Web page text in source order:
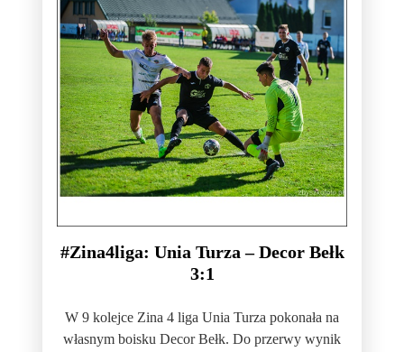
#Zina4liga: Unia Turza – Decor Bełk
3:1
W 9 kolejce Zina 4 liga Unia Turza pokonała na
własnym boisku Decor Bełk. Do przerwy wynik